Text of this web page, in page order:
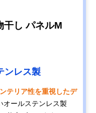
干し パネルM
ンレス製
テリア性を重視したデ
オールステンレス製